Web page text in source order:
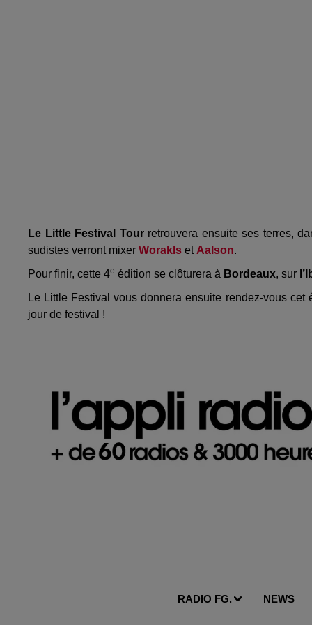
Le Little Festival Tourretrouvera ensuite ses terres,
sudistes verront mixer Worakls et Aalson.
Pour finir, cette 4e édition se clôturera à Bordeaux, sur
Le Little Festival vous donnera ensuite rendez-vous
jour de festival !
RADIO FG. NEWS